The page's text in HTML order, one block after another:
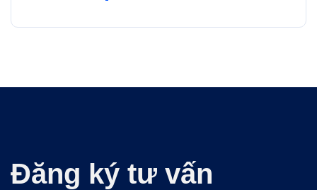
Đăng ký tư vấn